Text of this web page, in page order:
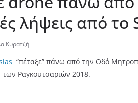
λήψεις από το
Κυρατζή
“πέταξε” πάνω από την Οδό
των Ραγκουτσαριών 2018.